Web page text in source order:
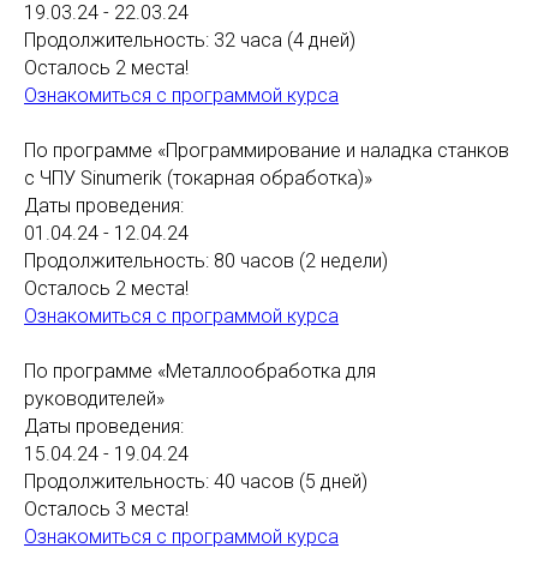
19.03.24 - 22.03.24
Продолжительность: 32 часа (4 дней)
Осталось 2 места!
Ознакомиться с программой курса
По программе «Программирование и наладка станков
с ЧПУ Sinumerik (токарная обработка)»
Даты проведения:
01.04.24 - 12.04.24
Продолжительность: 80 часов (2 недели)
Осталось 2 места!
Ознакомиться с программой курса
По программе «Металлообработка для
руководителей»
Даты проведения:
15.04.24 - 19.04.24
Продолжительность: 40 часов (5 дней)
Осталось 3 места!
Ознакомиться с программой курса